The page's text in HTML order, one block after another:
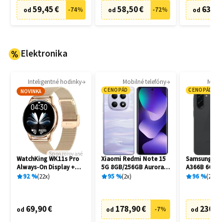
od 59,45 € -74% od 58,50 € -72% od
Elektronika
Inteligentné hodinky
NOVINKA
Sponzorované
WatchKing WK11s Pro
Always-On Display +
Extra remienok
92% 22x
od 69,90 €
Mobilné telefóny
CENOPÁD
Xiaomi Redmi Note 15
5G 8GB/256GB Aurora
Purple
95% 2x
od 178,90 € -7%
CENOPÁD
Samsung
A366B
Awesome
96% 20
od